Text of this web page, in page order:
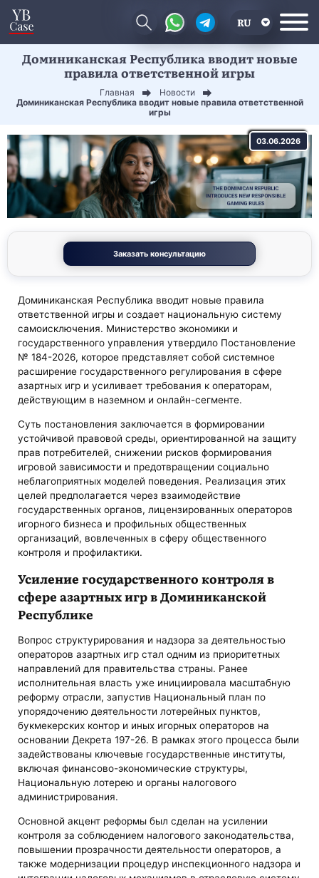
RU
EN
Доминиканская Республика вводит новые
правила ответственной игры
Главная
Новости
Доминиканская Республика вводит новые правила ответственной
игры
03.06.2026
Заказать консультацию
Доминиканская Республика вводит новые правила
ответственной игры и создает национальную систему
самоисключения. Министерство экономики и
государственного управления утвердило Постановление
№ 184-2026, которое представляет собой системное
расширение государственного регулирования в сфере
азартных игр и усиливает требования к операторам,
действующим в наземном и онлайн-сегменте.
Суть постановления заключается в формировании
устойчивой правовой среды, ориентированной на защиту
прав потребителей, снижении рисков формирования
игровой зависимости и предотвращении социально
неблагоприятных моделей поведения. Реализация этих
целей предполагается через взаимодействие
государственных органов, лицензированных операторов
игорного бизнеса и профильных общественных
организаций, вовлеченных в сферу общественного
контроля и профилактики.
Усиление государственного контроля в
сфере азартных игр в Доминиканской
Республике
Вопрос структурирования и надзора за деятельностью
операторов азартных игр стал одним из приоритетных
направлений для правительства страны. Ранее
исполнительная власть уже инициировала масштабную
реформу отрасли, запустив Национальный план по
упорядочению деятельности лотерейных пунктов,
букмекерских контор и иных игорных операторов на
основании Декрета 197-26. В рамках этого процесса были
задействованы ключевые государственные институты,
включая финансово-экономические структуры,
Национальную лотерею и органы налогового
администрирования.
Основной акцент реформы был сделан на усилении
контроля за соблюдением налогового законодательства,
повышении прозрачности деятельности операторов, а
также модернизации процедур инспекционного надзора и